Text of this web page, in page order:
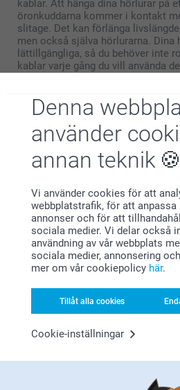
Denna
använder
annan teknik
Vi använder cookies för att
webbplatstrafik, för att anpassa
annonser och för att
sociala medier. Vi delar också
användning av vår webbplats
sociala medier, annonsering
mer om vår cookiepolicy här.
Tillåt alla cookies
Cookie-inställningar
kablar. Att hänga dina hörlurar på
öronkuddarna kommer i kontakt
slitage. Det kan förlänga
men också själva hörlurarna. Dina
lättillgängliga, så du behöver inte
kablar varje gång du vill använda
Varför
Nöjd